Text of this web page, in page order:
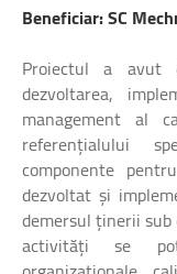
Beneficiar: SC
Proiectul a avut
dezvoltarea,
management al
referențialului
componente
dezvoltat și
demersul ținerii
activități se